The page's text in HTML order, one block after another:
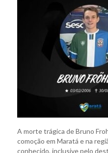
A morte trágica de Bruno
comoção em Maratá e na
conhecido, inclusive pelo